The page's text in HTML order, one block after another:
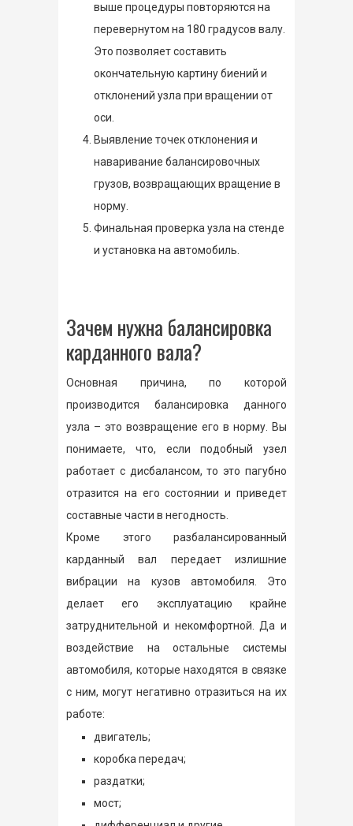
выше процедуры повторяются на
перевернутом на 180 градусов валу.
Это позволяет составить
окончательную картину биений и
отклонений узла при вращении от
оси.
Выявление точек отклонения и
наваривание балансировочных
грузов, возвращающих вращение в
норму.
Финальная проверка узла на стенде
и установка на автомобиль.
Зачем нужна балансировка
карданного вала?
Основная причина, по которой
производится балансировка данного
узла – это возвращение его в норму. Вы
понимаете, что, если подобный узел
работает с дисбалансом, то это пагубно
отразится на его состоянии и приведет
составные части в негодность.
Кроме этого разбалансированный
карданный вал передает излишние
вибрации на кузов автомобиля. Это
делает его эксплуатацию крайне
затруднительной и некомфортной. Да и
воздействие на остальные системы
автомобиля, которые находятся в связке
с ним, могут негативно отразиться на их
работе:
двигатель;
коробка передач;
раздатки;
мост;